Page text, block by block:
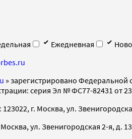
Ежедневная
» зарегистрировано
серия Эл № ФС77-82431 от 23
г. Москва, ул.
ул. Звенигородская 2-я, д.